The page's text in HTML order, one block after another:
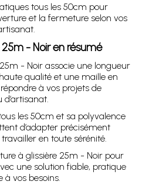
tous les 50cm pour
et la fermeture selon vos
- Noir en résumé
- Noir associe une longueur
qualité et une maille en
à vos projets de
d’artisanat.
les 50cm et sa polyvalence
d’adapter précisément
en toute sérénité.
à glissière 25m - Noir pour
une solution fiable, pratique
vos besoins.